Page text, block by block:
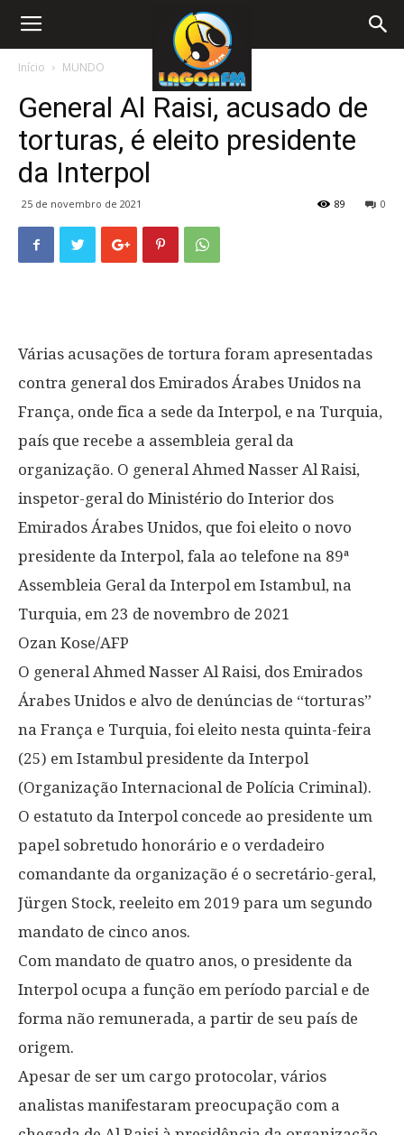
Início MUNDO
General Al Raisi, acusado de
torturas, é eleito presidente
da Interpol
25 de novembro de 2021 0
89
Várias acusações de tortura foram apresentadas
contra general dos Emirados Árabes Unidos na
França, onde fica a sede da Interpol, e na Turquia,
país que recebe a assembleia geral da
organização. O general Ahmed Nasser Al Raisi,
inspetor-geral do Ministério do Interior dos
Emirados Árabes Unidos, que foi eleito o novo
presidente da Interpol, fala ao telefone na 89ª
Assembleia Geral da Interpol em Istambul, na
Turquia, em 23 de novembro de 2021
Ozan Kose/AFP
O general Ahmed Nasser Al Raisi, dos Emirados
Árabes Unidos e alvo de denúncias de “torturas”
na França e Turquia, foi eleito nesta quinta-feira
(25) em Istambul presidente da Interpol
(Organização Internacional de Polícia Criminal).
O estatuto da Interpol concede ao presidente um
papel sobretudo honorário e o verdadeiro
comandante da organização é o secretário-geral,
Jürgen Stock, reeleito em 2019 para um segundo
mandato de cinco anos.
Com mandato de quatro anos, o presidente da
Interpol ocupa a função em período parcial e de
forma não remunerada, a partir de seu país de
origem.
Apesar de ser um cargo protocolar, vários
analistas manifestaram preocupação com a